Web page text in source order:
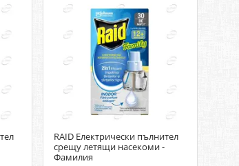
RAID Електрически пълнител
срещу летящи насекоми -
Фамилия